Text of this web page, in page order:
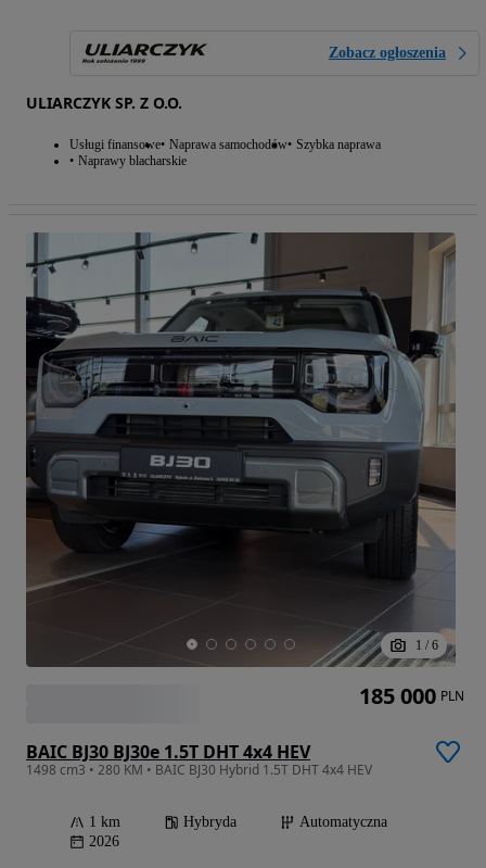
Zobacz ogłoszenia
ULIARCZYK SP. Z O.O.
Usługi finansowe Naprawa samochodów Szybka naprawa
Naprawy blacharskie
1 / 6
BAIC BJ30 BJ30e 1.5T DHT 4x4 HEV
1498 cm3 • 280 KM • BAIC BJ30 Hybrid 1.5T DHT 4x4 HEV
1 km Hybryda
Automatyczna
2026
185 000 PLN